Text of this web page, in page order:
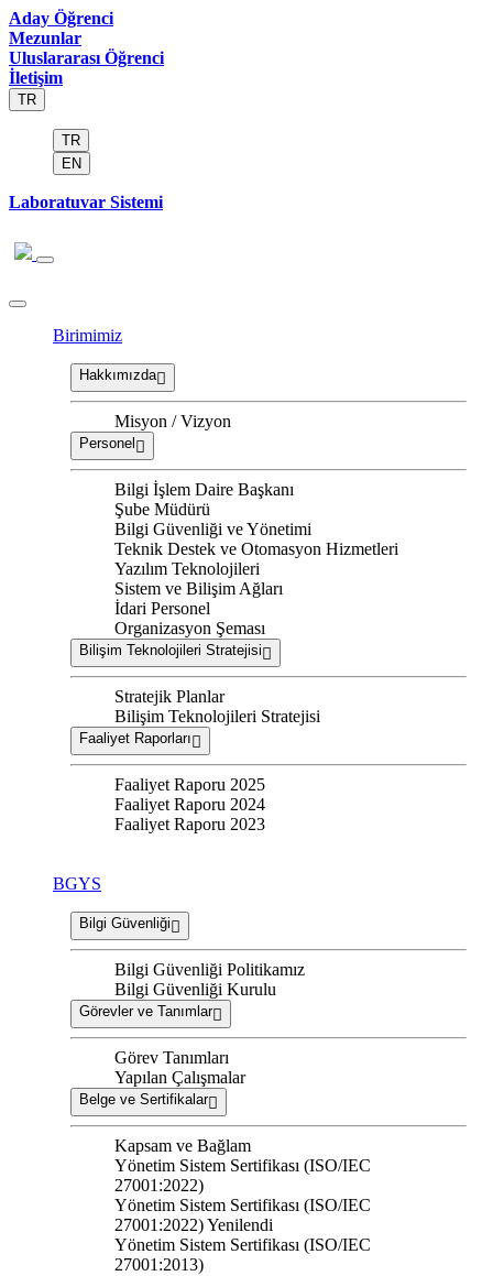
Aday Öğrenci
Mezunlar
Uluslararası Öğrenci
İletişim
TR
TR
EN
Laboratuvar Sistemi
Birimimiz
Hakkımızda
Misyon / Vizyon
Personel
Bilgi İşlem Daire Başkanı
Şube Müdürü
Bilgi Güvenliği ve Yönetimi
Teknik Destek ve Otomasyon Hizmetleri
Yazılım Teknolojileri
Sistem ve Bilişim Ağları
İdari Personel
Organizasyon Şeması
Bilişim Teknolojileri Stratejisi
Stratejik Planlar
Bilişim Teknolojileri Stratejisi
Faaliyet Raporları
Faaliyet Raporu 2025
Faaliyet Raporu 2024
Faaliyet Raporu 2023
BGYS
Bilgi Güvenliği
Bilgi Güvenliği Politikamız
Bilgi Güvenliği Kurulu
Görevler ve Tanımlar
Görev Tanımları
Yapılan Çalışmalar
Belge ve Sertifikalar
Kapsam ve Bağlam
Yönetim Sistem Sertifikası (ISO/IEC
27001:2022)
Yönetim Sistem Sertifikası (ISO/IEC
27001:2022) Yenilendi
Yönetim Sistem Sertifikası (ISO/IEC
27001:2013)